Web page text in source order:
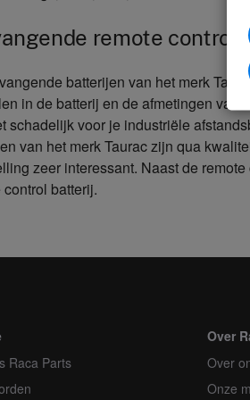
remote control
batterijen van het merk
in de batterij en de afmetingen van
schadelijk voor je industriële
van het merk Taurac zijn qua
zeer interessant. Naast de
control batterij.
Raca Parts
Over
Over
Onze